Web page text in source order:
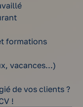
formations
vacances...)
de vos clients ?
!